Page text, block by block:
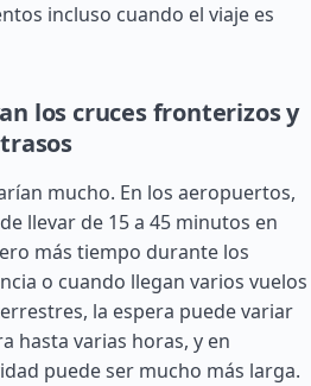
incluso cuando el viaje es
los cruces fronterizos y
mucho. En los aeropuertos,
llevar de 15 a 45 minutos en
más tiempo durante los
o cuando llegan varios vuelos
la espera puede variar
hasta varias horas, y en
puede ser mucho más larga.